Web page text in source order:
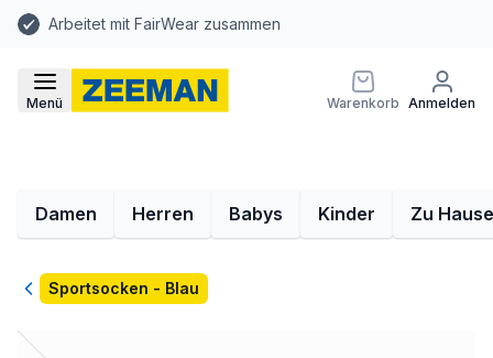
Arbeitet mit FairWear zusammen
Menü Warenkorb Anmelden
Damen Herren Babys Kinder Zu Hause
ZurückSportsocken - Blau